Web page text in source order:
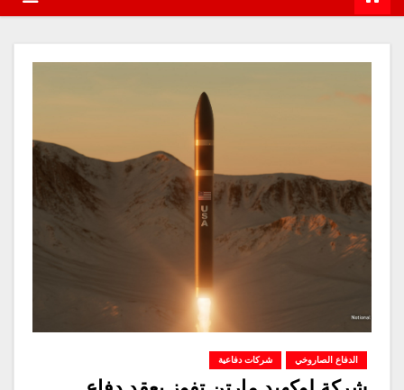
الدفاع الصاروخي شركات دفاعية